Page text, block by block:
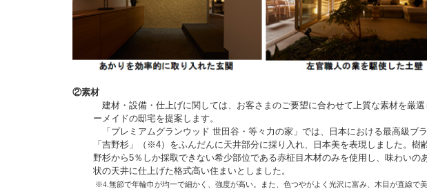
②素材
建材・設備・仕上げに関しては、お客さまのご要望に合わせて上質な素材を厳選
ーメイドの邸宅を提案します。
「プレミアムグランウッド 世田谷・等々力の家」では、日本における最高級ブ
「吉野杉」（※4）をふんだんに天井部分に採り入れ、日本美を表現しました。樹
野杉から5％しか採取できない希少部位である赤柾目木材のみを使用し、味わいの
状の天井に仕上げた格式高い住まいとしました。
※4.無節で年輪巾が均一で細かく、強度が高い。また、色つやがよく光沢に富み、木目が直線で